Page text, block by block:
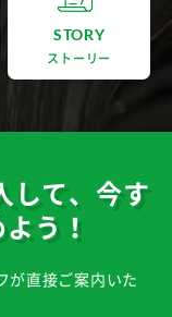
STORY
ストーリー
して、 今す
う！
が直接ご案内いた